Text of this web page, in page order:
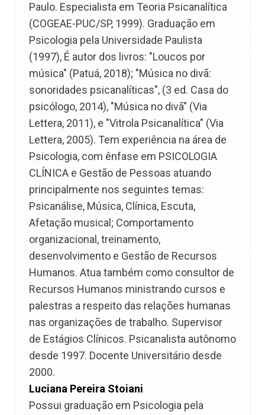
Paulo. Especialista em Teoria Psicanalítica
(COGEAE-PUC/SP, 1999). Graduação em
Psicologia pela Universidade Paulista
(1997), É autor dos livros: "Loucos por
música" (Patuá, 2018); "Música no divã:
sonoridades psicanalíticas", (3 ed. Casa do
psicólogo, 2014), "Música no divã" (Via
Lettera, 2011), e "Vitrola Psicanalítica" (Via
Lettera, 2005). Tem experiência na área de
Psicologia, com ênfase em PSICOLOGIA
CLÍNICA e Gestão de Pessoas atuando
principalmente nos seguintes temas:
Psicanálise, Música, Clínica, Escuta,
Afetação musical; Comportamento
organizacional, treinamento,
desenvolvimento e Gestão de Recursos
Humanos. Atua também como consultor de
Recursos Humanos ministrando cursos e
palestras a respeito das relações humanas
nas organizações de trabalho. Supervisor
de Estágios Clínicos. Psicanalista autônomo
desde 1997. Docente Universitário desde
2000.
Luciana Pereira Stoiani
Possui graduação em Psicologia pela